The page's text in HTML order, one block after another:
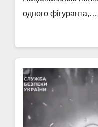
одного фігуранта,…